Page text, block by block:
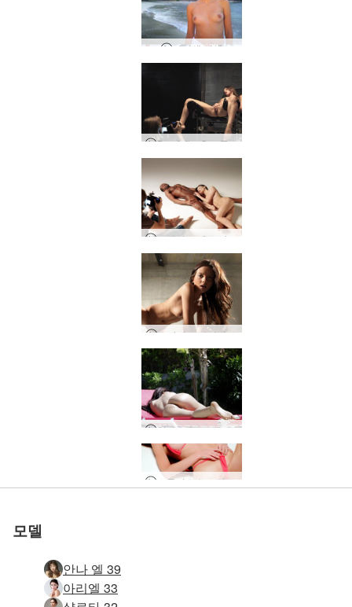
아리엘 선셋
Dominika C 고통과 즐거움 사진 촬영
스타샤 프라이빗 쇼
알바 - 에로모델의 하루
스튜디오 누드의 레오나 메이킹
로타 룩 앳 미
클라우 카메라 캔디
프랜시 더 크로싱
카트리나 누드 요가
jessa 스키니 디핑
Darina L 누드 사진 세션
캐서리나 면도 세션
벨 누드 사진
알바 젖은 뜨거운
베로니카 V 몸 사랑
푸트리 발리 프로덕션
앨리스 벌거벗은 휴가
클레오 슬로우 모션 스터디
Darina L 그림 사진
여자 그림 히로미캐서리나 에보니 에로티카
Serena L 질 독백
백합 창백한 열정
제시 면도 음부
아리나의 하루, 키예프, 우크라이나
클로이 누드 비치그레이스 레드 라이트 성 요법
발리 폭포에서 알몸으로 클로버와 푸트리
Putri의 하루, 발리, 인도네시아 - 2부
아리엘 누드 촬영
안나의 속박 Sali와 Quin의 호텔 섹스
4 배려 손 마사지
알바 더티 댄싱베를린에서의 플로라 사진 촬영
레오나 스키니 피트니스 소녀
친밀한 마사지궁극의 주무르기 마사지
슬로우 모션의 아리엘 뷰티
도미니카 C 사랑의 날개
클로에 호텔 바스
에바 베드 체조
친밀한 치유 마사지
미러샷 레오나
아만다 솔로 섹스Alexa와 Adam의 검역 시간 죽이기
Dominika C 에로티카 노출
클라우 첫 누드모델
레일라 써니 클라이맥스
Annalina 느린 유혹
A Day In The Life of Lauren, 키예프, 우크라이나
우리의 첫 섹스 테이프
레오나 누드 소개
도미니카 C 거북이 관점나탈리아 a - 벌거벗은 이비자 휴가 파트 1
키키 풀 파티 포핸즈 마스크 요니 마사지
누드 사진 세션의 알리사 만들기
제나 센슈얼 슬로우 모션
클로이 섹시 스튜디오 세션
안나 엘 셀프 러브Simona T와 Safo 레즈비언 섹스
Alina의 하루, Lviv, 우크라이나 파트 1
A Day In The Life of Magen, 방콕, 태국
아리엘 드레스 알몸
파멜라 핑크 기쁨
요니 마사지 테라피
제시 핫 호텔 룸분출 오르가즘 마사지
Melena Maria 누드 해변 사진 세션
음핵 파워 마사지
처음으로 오르가슴 마사지
아리엘 슬로우 섹시 심포니
사브리나 임신은 아름답다
prem 분출 솔로 섹스천상의 주무르기 마사지
남성 생식기 마사지
나탈리아 a - 벌거벗은 이비자 휴가 파트 2
탄트라 섹슈얼 힐링 마사지
임상 에로틱 마사지
Katherina의 에로틱 동영상 블로그
열대 탄트라 마사지
다중 물총 마사지클로버 크레이지 클라이막스 챌린지
아리엘과 멜레나 마리아 하렘
클로이 소파 솔로 섹스
본디지 플레이 마사지
A Day In The Life of Milla, 키예프, 우크라이나
마리카 면도 및 물총에미와 나탈리아 휴가 중인 여자친구
아만다와 캐서리나 레즈비언 스트랩 마사지
클로이와 히로미 마사지와 자위
상호 레즈비언 탄트라 마사지
Ariel Marika Melena Mira 4 누드 비치 님프
도미니카 C와 그레이스 레즈비언 탐험
알리사 축복받은 아름다움
이비자에서 벌거 벗은 알리사
실험적인 에로틱 마사지
여성 해피엔딩 마사지
에반젤리나 질 숭배
여성 예배 마사지에밀리와 밀레나 성적 항복
Serena L과 Alex의 성적 관계
구강 사랑 마사지
관능적 인 섹스 마사지
모델
안나 엘 39
아리엘 33